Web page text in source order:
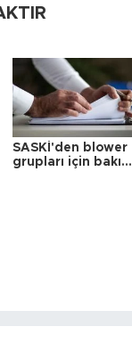
SASKİ'den blower
grupları için bakım